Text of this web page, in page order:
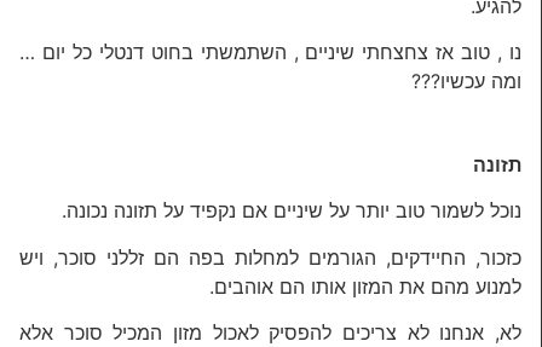
להגיע.
נו , טוב אז צחצחתי שיניים , השתמשתי בחוט דנטלי כל יום …
ומה עכשיו???
תזונה
נוכל לשמור טוב יותר על שיניים אם נקפיד על תזונה נכונה.
כזכור, החיידקים, הגורמים למחלות בפה הם זללני סוכר, ויש
למנוע מהם את המזון אותו הם אוהבים.
לא, אנחנו לא צריכים להפסיק לאכול מזון המכיל סוכר אלא